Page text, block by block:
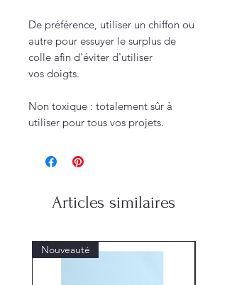
De préférence, utiliser un chiffon ou
autre pour essuyer le surplus de
colle afin d'éviter d'utiliser
vos doigts.
Non toxique : totalement sûr à
utiliser pour tous vos projets.
Articles similaires
Nouveauté